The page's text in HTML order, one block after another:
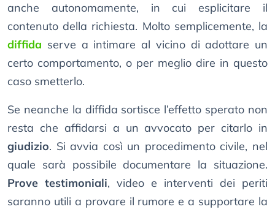
anche autonomamente, in cui esplicitare il
contenuto della richiesta. Molto semplicemente, la
diffida serve a intimare al vicino di adottare un
certo comportamento, o per meglio dire in questo
caso smetterlo.
Se neanche la diffida sortisce l’effetto sperato non
resta che affidarsi a un avvocato per citarlo in
giudizio. Si avvia così un procedimento civile, nel
quale sarà possibile documentare la situazione.
Prove testimoniali, video e interventi dei periti
saranno utili a provare il rumore e a supportare la